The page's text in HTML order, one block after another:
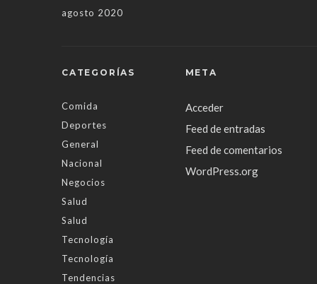
agosto 2020
CATEGORÍAS
Comida
Deportes
General
Nacional
Negocios
Salud
Salud
Tecnología
Tecnología
Tendencias
META
Acceder
Feed de entradas
Feed de comentarios
WordPress.org